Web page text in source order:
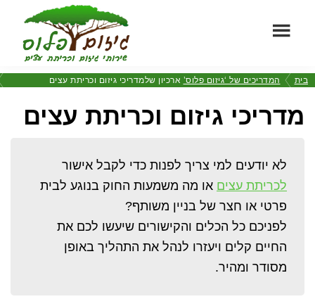
גיזום
פלוס
שירותי
וכריתת
בית המדריכים של ‘גיזום פלוס’ארכיון שלמדריכי גיזום וכריתת עצים
מדריכי גיזום וכריתת עצים
לא יודעים למי צריך לפנות כדי לקבל אישור
לכריתת עציםאו מה משמעות החוק בנוגע לבית
פרטי או חצר של בניין משותף?
לפניכם כל הכלים והקישורים שיעשו לכם את
החיים קלים ויעזרו לנהל את התהליך באופן
מסודר ומהיר.